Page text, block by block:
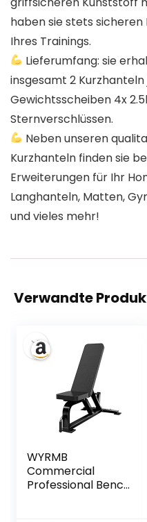
haben sie stets
Ihres Trainings.
Lieferumfang: sie
insgesamt 2 Kurzhanteln
Gewichtsscheiben 4x
Sternverschlüssen.
Neben unseren
Kurzhanteln finden sie
Erweiterungen für Ihr
Langhanteln, Matten,
und vieles mehr!
Verwandte
WYRMB
Commercial
Professional Bench